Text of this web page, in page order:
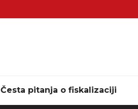
Česta pitanja o fiskalizaciji